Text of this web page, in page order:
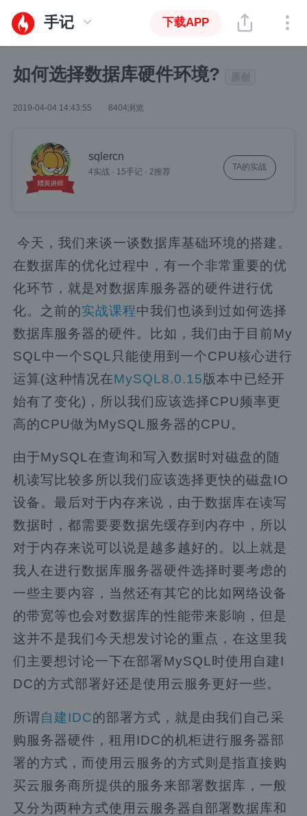
手记 下载APP
如何选择数据库硬件环境? 原创
2019-04-04 14:43:55 8404浏览
sqlercn
4实战 · 15手记 · 2推荐 TA的实战
今天，我们来谈一谈数据库基础环境的搭建。
在数据库的优化过程中，有一个非常重要的优
化环节，就是对数据库服务器的硬件进行优
化。之前的实战课程中我们也谈到过如何选择
数据库服务器的硬件。比如，我们由于目前My
SQL中一个SQL只能使用到一个CPU核心进行
运算(这种情况在MySQL8.0.15 版本中已经开
始有了变化)，所以我们应该选择CPU频率更
高的CPU做为MySQL服务器的CPU。
由于MySQL在查询和写入数据时对磁盘的随
机读写比较多所以我们应该选择更快的磁盘IO
设备。最后对于内存来说，由于数据库在读写
数据时，都需要要数据先缓存到内存中，所以
对于内存来说可以说是越多越好的。以上就是
我人在进行数据库服务器硬件选择时要考虑的
一些主要内容，当然还有其它的比如网络设备
的带宽等也会对数据库的性能带来影响，但是
这并不是我们今天想发讨论的重点，在这里我
们主要想讨论一下在部署MySQL时使用自建I
DC的方式部署好还是使用云服务更好一些。
所谓自建IDC的部署方式，就是由我们自己采
购服务器硬件，租用IDC的机柜进行服务器部
署的方式，而使用云服务的方式则是指直接购
买云服务商所提供的服务来部署数据库，一般
又分为两种方式使用云服务器自部署数据库和